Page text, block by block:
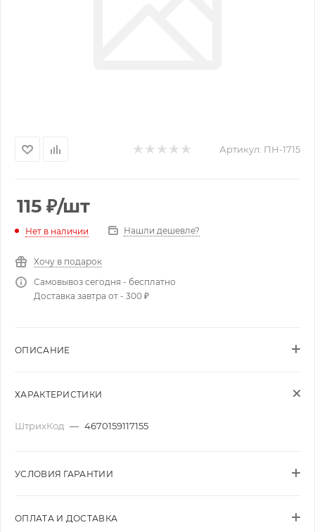
Артикул: ПН-1715
115 ₽/шт
Нет в наличии Нашли дешевле?
Хочу в подарок
Самовывоз сегодня - бесплатно
Доставка завтра от - 300 ₽
ОПИСАНИЕ
ХАРАКТЕРИСТИКИ
ШтрихКод — 4670159117155
УСЛОВИЯ ГАРАНТИИ
ОПЛАТА И ДОСТАВКА